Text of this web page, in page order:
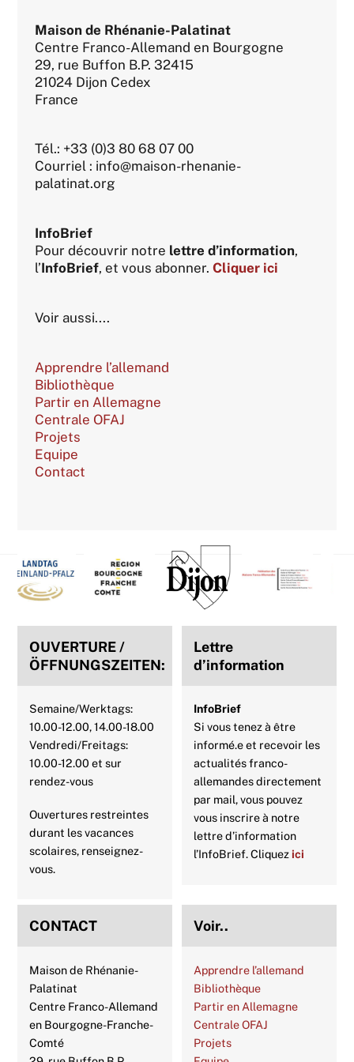
Maison de Rhénanie-Palatinat
Centre Franco-Allemand en Bourgogne
29, rue Buffon B.P. 32415
21024 Dijon Cedex
France
Tél.: +33 (0)3 80 68 07 00
Courriel : info@maison-rhenanie-
palatinat.org
InfoBrief
Pour découvrir notre lettre d’information,
l’InfoBrief, et vous abonner.Cliquer ici
Voir aussi....
Apprendre l’allemand
Bibliothèque
Partir en Allemagne
Centrale OFAJ
Projets
Equipe
Contact
Back
To
Top
OUVERTURE /
ÖFFNUNGSZEITEN:
Semaine/Werktags:
10.00-12.00, 14.00-18.00
Vendredi/Freitags:
10.00-12.00 et sur
rendez-vous
Ouvertures restreintes
durant les vacances
scolaires, renseignez-
vous.
Lettre
d’information
InfoBrief
Si vous tenez à être
informé.e et recevoir les
actualités franco-
allemandes directement
par mail, vous pouvez
vous inscrire à notre
lettre d’information
l’InfoBrief. Cliquezici
CONTACT
Maison de Rhénanie-
Palatinat
Centre Franco-Allemand
en Bourgogne-Franche-
Comté
Voir..
Apprendre l’allemand
Bibliothèque
Partir en Allemagne
Centrale OFAJ
Projets